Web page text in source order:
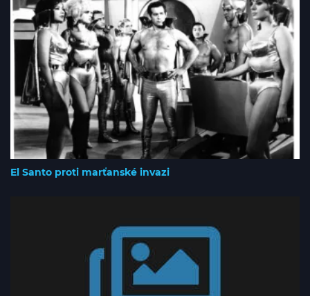
El Santo proti marťanské invazi